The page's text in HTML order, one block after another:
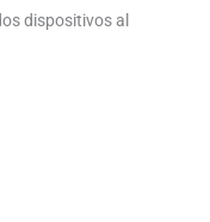
dispositivos al